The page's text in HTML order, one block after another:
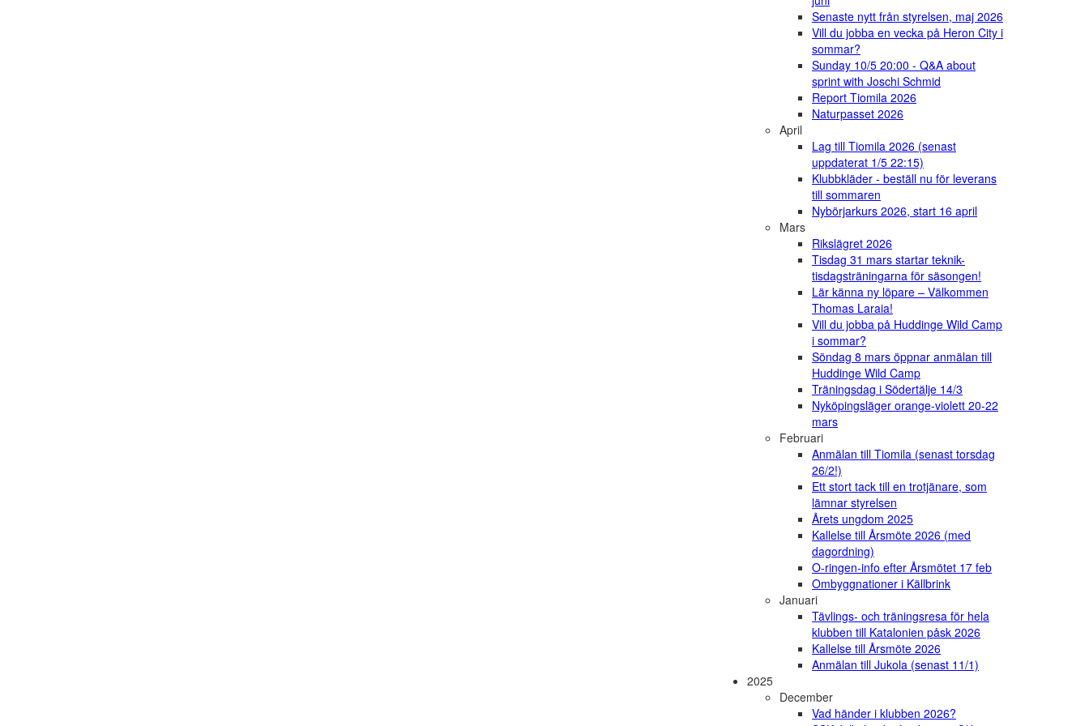
Senaste nytt från styrelsen, maj 2026
Vill du jobba en vecka på Heron City i
sommar?
Sunday 10/5 20:00 - Q&A about
sprint with Joschi Schmid
Report Tiomila 2026
Naturpasset 2026
April
Lag till Tiomila 2026 (senast
uppdaterat 1/5 22:15)
Klubbkläder - beställ nu för leverans
till sommaren
Nybörjarkurs 2026, start 16 april
Mars
Rikslägret 2026
Tisdag 31 mars startar teknik-
tisdagsträningarna för säsongen!
Lär känna ny löpare – Välkommen
Thomas Laraia!
Vill du jobba på Huddinge Wild Camp
i sommar?
Söndag 8 mars öppnar anmälan till
Huddinge Wild Camp
Träningsdag i Södertälje 14/3
Nyköpingsläger orange-violett 20-22
mars
Februari
Anmälan till Tiomila (senast torsdag
26/2!)
Ett stort tack till en trotjänare, som
lämnar styrelsen
Årets ungdom 2025
Kallelse till Årsmöte 2026 (med
dagordning)
O-ringen-info efter Årsmötet 17 feb
Ombyggnationer i Källbrink
Januari
Tävlings- och träningsresa för hela
klubben till Katalonien påsk 2026
Kallelse till Årsmöte 2026
Anmälan till Jukola (senast 11/1)
2025
December
Vad händer i klubben 2026?